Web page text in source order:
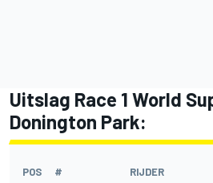
Uitslag Race 1 World
Donington Park:
POS # RIJDER